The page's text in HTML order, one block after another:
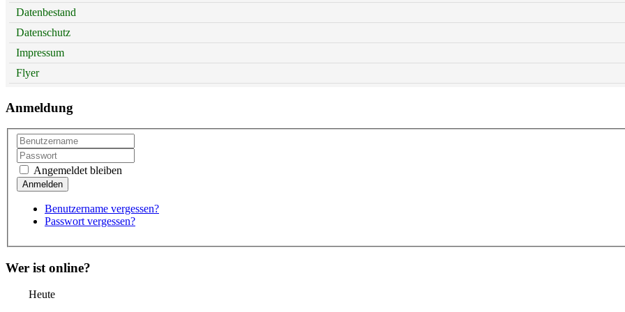
Datenbestand
Datenschutz
Impressum
Flyer
Anmeldung
Angemeldet bleiben
Benutzername vergessen?
Passwort vergessen?
Wer ist online?
Heute